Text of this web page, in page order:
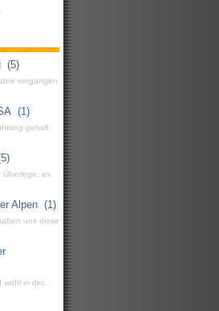
(5)
vergangen
(1)
geholt
Überlege, es
Alpen (1)
uns diese
in der...